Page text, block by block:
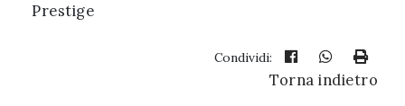
Prestige
Condividi:
Torna indietro